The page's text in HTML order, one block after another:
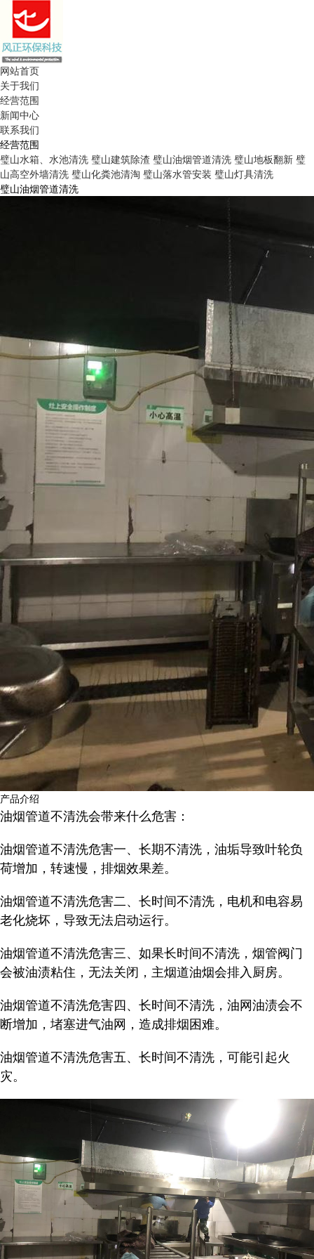
网站首页
关于我们
经营范围
新闻中心
联系我们
经营范围
璧山水箱、水池清洗 璧山建筑除渣 璧山油烟管道清洗 璧山地板翻新 璧
山高空外墙清洗 璧山化粪池清淘 璧山落水管安装 璧山灯具清洗
璧山油烟管道清洗
产品介绍
油烟管道不清洗会带来什么危害：
油烟管道不清洗危害一、长期不清洗，油垢导致叶轮负
荷增加，转速慢，排烟效果差。
油烟管道不清洗危害二、长时间不清洗，电机和电容易
老化烧坏，导致无法启动运行。
油烟管道不清洗危害三、如果长时间不清洗，烟管阀门
会被油渍粘住，无法关闭，主烟道油烟会排入厨房。
油烟管道不清洗危害四、长时间不清洗，油网油渍会不
断增加，堵塞进气油网，造成排烟困难。
油烟管道不清洗危害五、长时间不清洗，可能引起火
灾。